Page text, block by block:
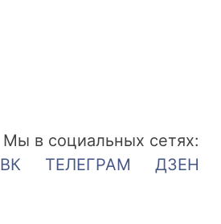
Мы в социальных сетях:
ВК
ТЕЛЕГРАМ ДЗЕН